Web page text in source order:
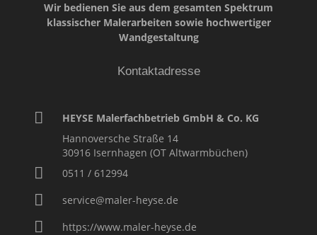
Wir bedienen Sie aus dem gesamten Spektrum
klassischer Malerarbeiten sowie hochwertiger
Wandgestaltung
Kontaktadresse
HEYSE Malerfachbetrieb GmbH & Co. KG
Hannoversche Straße 14
30916 Isernhagen (OT Altwarmbüchen)
0511 / 612994
service@maler-heyse.de
https://www.maler-heyse.de